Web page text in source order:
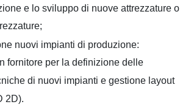
e lo sviluppo di nuove attrezzature o
nuovi impianti di produzione:
fornitore per la definizione delle
di nuovi impianti e gestione layout
2D).